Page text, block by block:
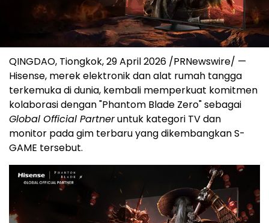
QINGDAO, Tiongkok, 29 April 2026 /PRNewswire/ —
Hisense, merek elektronik dan alat rumah tangga
terkemuka di dunia, kembali memperkuat komitmen
kolaborasi dengan "Phantom Blade Zero" sebagai
Global Official Partneruntuk kategori TV dan
monitor pada gim terbaru yang dikembangkan S-
GAME tersebut.